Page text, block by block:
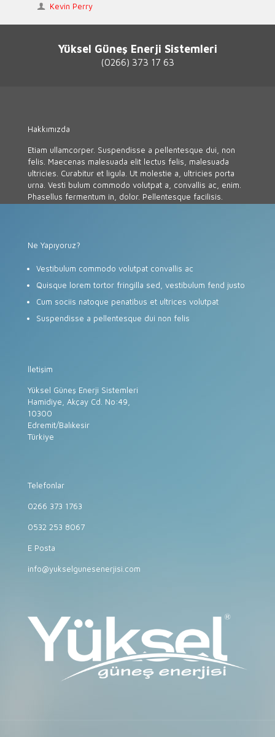
Kevin Perry
Yüksel Güneş Enerji Sistemleri
(0266) 373 17 63
Hakkımızda
Etiam ullamcorper. Suspendisse a pellentesque dui, non
felis. Maecenas malesuada elit lectus felis, malesuada
ultricies. Curabitur et ligula. Ut molestie a, ultricies porta
urna. Vesti bulum commodo volutpat a, convallis ac, enim.
Phasellus fermentum in, dolor. Pellentesque facilisis.
Ne Yapıyoruz?
Vestibulum commodo volutpat convallis ac
Quisque lorem tortor fringilla sed, vestibulum fend justo
Cum sociis natoque penatibus et ultrices volutpat
Suspendisse a pellentesque dui non felis
İletişim
Yüksel Güneş Enerji Sistemleri
Hamidiye, Akçay Cd. No:49,
10300
Edremit/Balıkesir
Türkiye
Telefonlar
0266 373 1763
0532 253 8067
E Posta
info@yukselgunesenerjisi.com